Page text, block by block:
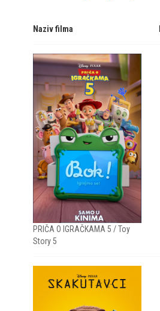
Naziv filma
PRIČA O IGRAČKAMA 5 / Toy
Story 5